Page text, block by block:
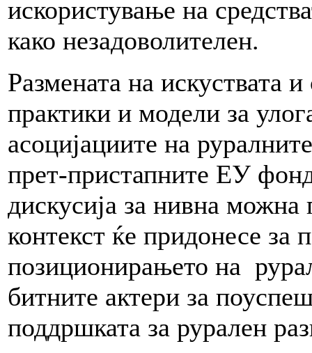
искористување на
како незадоволителен.
Размената на искуствата
практики и модели за
асоцијациите на
прет-пристапните ЕУ
дискусија за нивна
контекст ќе придонесе за
позиционирањето на
битните актери за
поддршката за рурален